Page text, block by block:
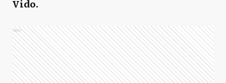
Vido.
Ads